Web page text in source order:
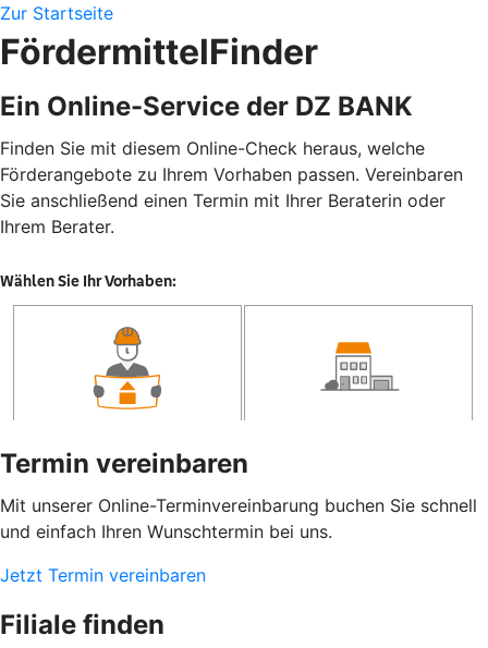
Zur Startseite
FördermittelFinder
Ein Online-Service der DZ BANK
Finden Sie mit diesem Online-Check heraus, welche
Förderangebote zu Ihrem Vorhaben passen. Vereinbaren
Sie anschließend einen Termin mit Ihrer Beraterin oder
Ihrem Berater.
Termin vereinbaren
Mit unserer Online-Terminvereinbarung buchen Sie schnell
und einfach Ihren Wunschtermin bei uns.
Jetzt Termin vereinbaren
Filiale finden